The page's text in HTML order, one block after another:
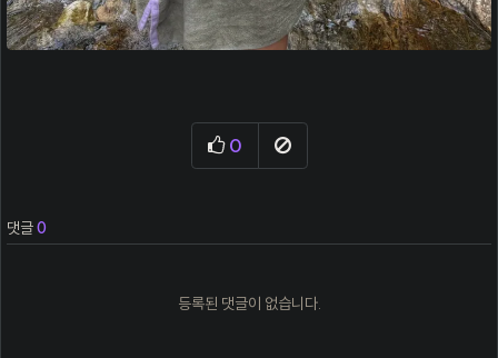
0
추천
신고
댓글0
등록된 댓글이 없습니다.